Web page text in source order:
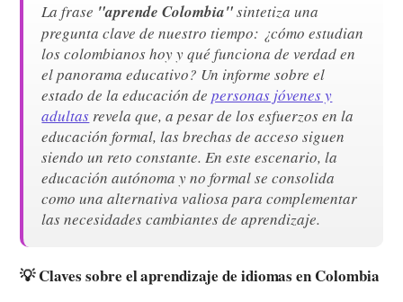
La frase "aprende Colombia"sintetiza una
pregunta clave de nuestro tiempo: ¿cómo estudian
los colombianos hoy y qué funciona de verdad en
el panorama educativo? Un informe sobre el
estado de la educación depersonas jóvenes y
adultas revela que, a pesar de los esfuerzos en la
educación formal, las brechas de acceso siguen
siendo un reto constante. En este escenario, la
educación autónoma y no formal se consolida
como una alternativa valiosa para complementar
las necesidades cambiantes de aprendizaje.
💡 Claves sobre el aprendizaje de idiomas en Colombia